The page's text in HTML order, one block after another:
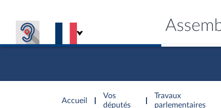
Accueil
d'accueil
Vos
députés
Travaux
parlementaires